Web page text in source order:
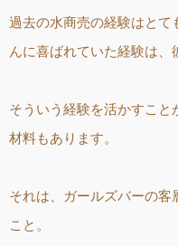
過去の水商売の経験はとて
んに喜ばれていた経験は、
そういう経験を活かすこと
材料もあります。
それは、ガールズバーの客
こと。